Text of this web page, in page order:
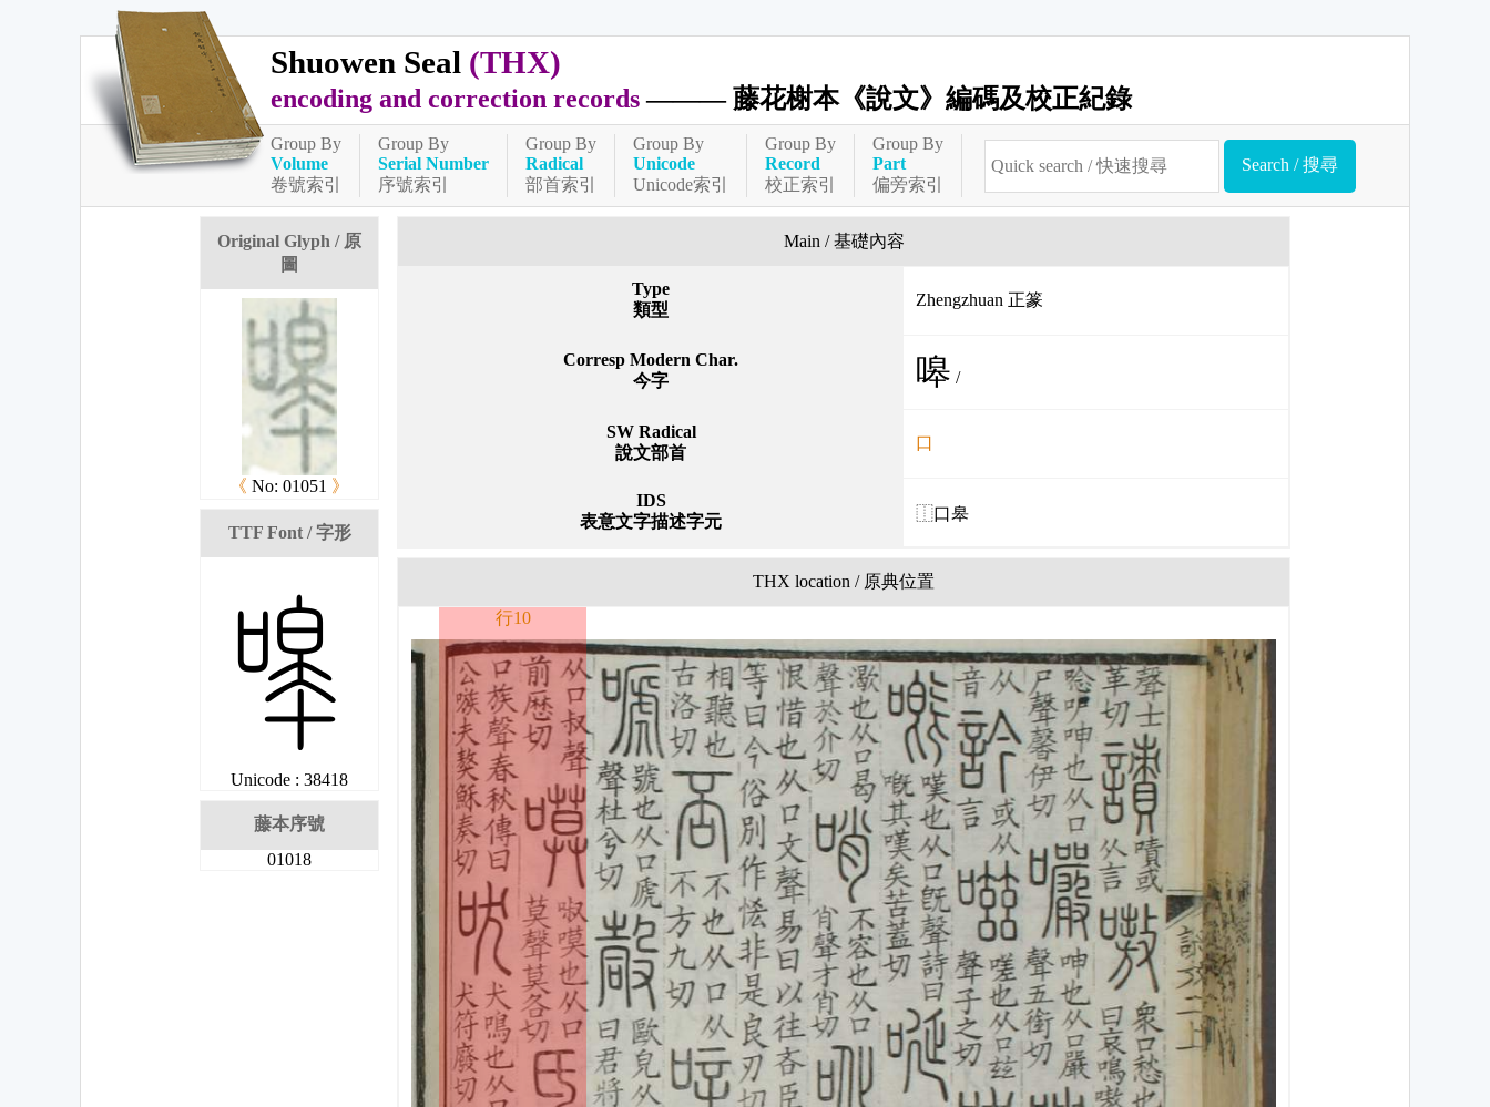
Shuowen Seal (THX)
encoding and correction records ——— 藤花榭本《說文》編碼及校正紀錄
Group By
Volume
卷號索引
Group By
Serial Number
序號索引
Group By
Radical
部首索引
Group By
Unicode
Unicode索引
Group By
Record
校正索引
Group By
Part
偏旁索引
Original Glyph / 原
圖
《 No: 01051 》
TTF Font / 字形
刘
Unicode : 38418
藤本序號
01018
Main / 基礎內容
Type
類型
Zhengzhuan 正篆
Corresp Modern Char.
今字
嗥 /
SW Radical
說文部首
口
IDS
表意文字描述字元
⿰口皋
THX location / 原典位置
行10